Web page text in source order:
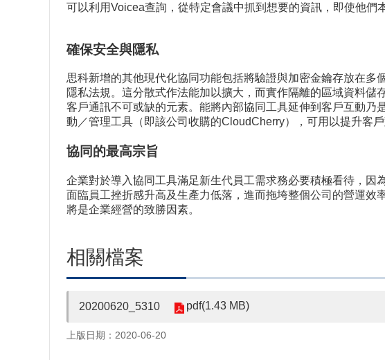
可以利用Voicea查詢，從特定會議中抓到想要的資訊，即使他們
確保安全與隱私
思科新增的其他現代化協同功能包括將驗證與加密金鑰存放在
隱私法規。這分散式作法能加以擴大，而實作隔離的區域資料
客戶通訊不可或缺的元素。能將內部協同工具延伸到客戶互動
動／管理工具（即該公司收購的CloudCherry），可用以提升客戶
協同的最高宗旨
企業對於導入協同工具滿足新生代員工需求務必要積極看待，
面臨員工挫折感升高及生產力低落，進而拖垮整個公司的營運效
將是企業經營的致勝因素。
相關檔案
20200620_5310 pdf(1.43 MB)
上版日期：2020-06-20